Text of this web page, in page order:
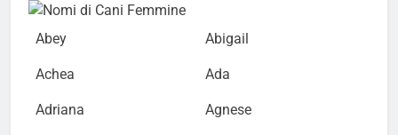
Abey Abigail
Achea Ada
Adriana Agnese